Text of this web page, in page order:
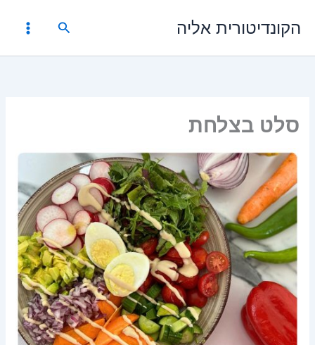
לתוכןהקונדיטורית אליה חיפוש
סלט בצלחת